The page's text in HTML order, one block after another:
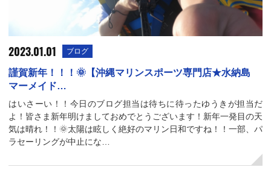
2023.01.01 ブログ
謹賀新年！！！🌞【沖縄マリンスポーツ専門店★水納島
マーメイド…
はいさーい！！今日のブログ担当は待ちに待ったゆうきが担当だ
よ！皆さま新年明けましておめでとうございます！新年一発目の天
気は晴れ！！🌞太陽は眩しく絶好のマリン日和ですね！！一部、パ
ラセーリングが中止にな…